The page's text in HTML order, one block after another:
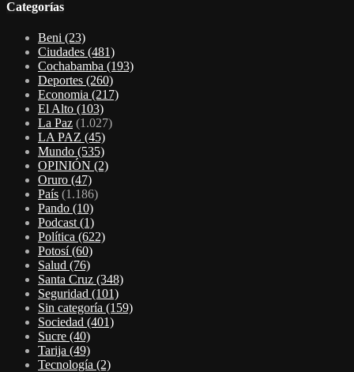
Categorías
Beni (23)
Ciudades (481)
Cochabamba (193)
Deportes (260)
Economia (217)
El Alto (103)
La Paz (1.027)
LA PAZ (45)
Mundo (535)
OPINIÓN (2)
Oruro (47)
País (1.186)
Pando (10)
Podcast (1)
Política (622)
Potosí(60)
Salud (76)
Santa Cruz (348)
Seguridad (101)
Sin categoría (159)
Sociedad (401)
Sucre (40)
Tarija (49)
Tecnología (2)